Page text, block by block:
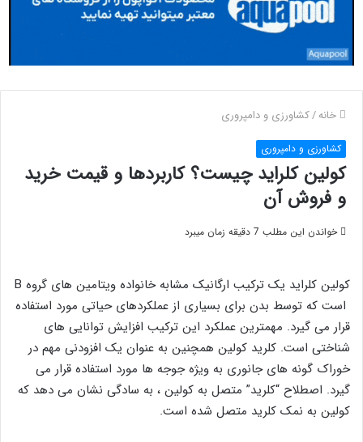
خانه/کشاورزی و دامپروری
کشاورزی و دامپروری
کولین کلراید چیست؟ کاربردها و قیمت خرید
و فروش آن
خواندن این مطلب 7 دقیقه زمان میبرد
کولین کلراید یک ترکیب ارگانیک مشابه خانواده ویتامین های گروه B
است که توسط بدن برای بسیاری از عملکردهای حیاتی مورد استفاده
قرار می گیرد. مهمترین عملکرد این ترکیب افزایش توانایی های
شناختی است. کلرید کولین همچنین به عنوان یک افزودنی مهم در
خوراک گونه های جانوری به ویژه جوجه ها مورد استفاده قرار می
گیرد. اصطلاح “کلرید” متصل به کولین ، به سادگی نشان می دهد که
کولین به نمک کلرید متصل شده است.